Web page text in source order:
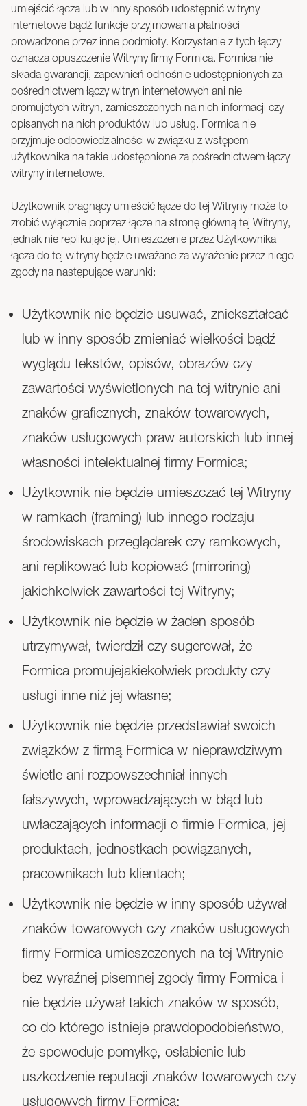
umiejścić łącza lub w inny sposób udostępnić witryny
internetowe bądź funkcje przyjmowania płatności
prowadzone przez inne podmioty. Korzystanie z tych łączy
oznacza opuszczenie Witryny firmy Formica. Formica nie
składa gwarancji, zapewnień odnośnie udostępnionych za
pośrednictwem łączy witryn internetowych ani nie
promujetych witryn, zamieszczonych na nich informacji czy
opisanych na nich produktów lub usług. Formica nie
przyjmuje odpowiedzialności w związku z wstępem
użytkownika na takie udostępnione za pośrednictwem łączy
witryny internetowe.
Użytkownik pragnący umieścić łącze do tej Witryny może to
zrobić wyłącznie poprzez łącze na stronę główną tej Witryny,
jednak nie replikując jej. Umieszczenie przez Użytkownika
łącza do tej witryny będzie uważane za wyrażenie przez niego
zgody na następujące warunki:
Użytkownik nie będzie usuwać, zniekształcać
lub w inny sposób zmieniać wielkości bądź
wyglądu tekstów, opisów, obrazów czy
zawartości wyświetlonych na tej witrynie ani
znaków graficznych, znaków towarowych,
znaków usługowych praw autorskich lub innej
własności intelektualnej firmy Formica;
Użytkownik nie będzie umieszczać tej Witryny
w ramkach (framing) lub innego rodzaju
środowiskach przeglądarek czy ramkowych,
ani replikować lub kopiować (mirroring)
jakichkolwiek zawartości tej Witryny;
Użytkownik nie będzie w żaden sposób
utrzymywał, twierdził czy sugerował, że
Formica promujejakiekolwiek produkty czy
usługi inne niż jej własne;
Użytkownik nie będzie przedstawiał swoich
związków z firmą Formica w nieprawdziwym
świetle ani rozpowszechniał innych
fałszywych, wprowadzających w błąd lub
uwłaczających informacji o firmie Formica, jej
produktach, jednostkach powiązanych,
pracownikach lub klientach;
Użytkownik nie będzie w inny sposób używał
znaków towarowych czy znaków usługowych
firmy Formica umieszczonych na tej Witrynie
bez wyraźnej pisemnej zgody firmy Formica i
nie będzie używał takich znaków w sposób,
co do którego istnieje prawdopodobieństwo,
że spowoduje pomyłkę, osłabienie lub
uszkodzenie reputacji znaków towarowych czy
usługowych firmy Formica;